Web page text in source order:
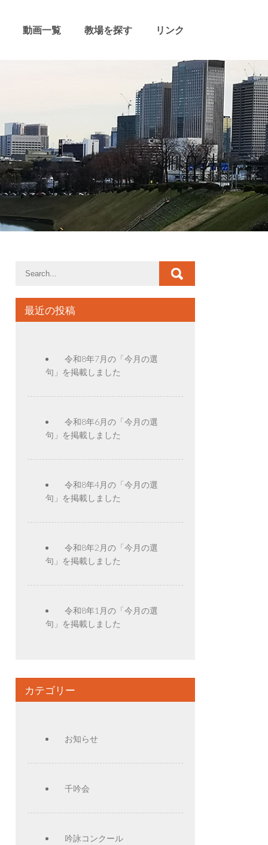
動画一覧 教場を探す リンク
最近の投稿
令和8年7月の「今月の選
句」を掲載しました
令和8年6月の「今月の選
句」を掲載しました
令和8年4月の「今月の選
句」を掲載しました
令和8年2月の「今月の選
句」を掲載しました
令和8年1月の「今月の選
句」を掲載しました
カテゴリー
お知らせ
千吟会
吟詠コンクール